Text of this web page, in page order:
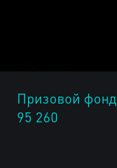
Призовой фонд
95 260